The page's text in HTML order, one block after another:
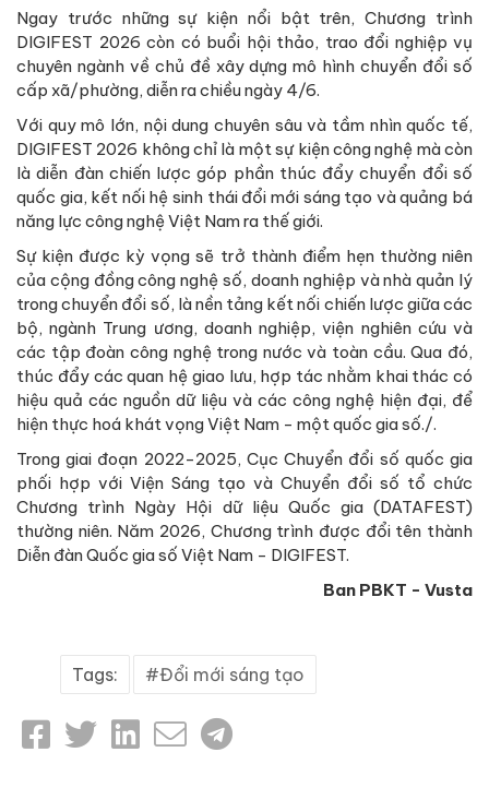
Ngay trước những sự kiện nổi bật trên, Chương trình
DIGIFEST 2026 còn có buổi hội thảo, trao đổi nghiệp vụ
chuyên ngành về chủ đề xây dựng mô hình chuyển đổi số
cấp xã/phường, diễn ra chiều ngày 4/6.
Với quy mô lớn, nội dung chuyên sâu và tầm nhìn quốc tế,
DIGIFEST 2026 không chỉ là một sự kiện công nghệ mà còn
là diễn đàn chiến lược góp phần thúc đẩy chuyển đổi số
quốc gia, kết nối hệ sinh thái đổi mới sáng tạo và quảng bá
năng lực công nghệ Việt Nam ra thế giới.
Sự kiện được kỳ vọng sẽ trở thành điểm hẹn thường niên
của cộng đồng công nghệ số, doanh nghiệp và nhà quản lý
trong chuyển đổi số, là nền tảng kết nối chiến lược giữa các
bộ, ngành Trung ương, doanh nghiệp, viện nghiên cứu và
các tập đoàn công nghệ trong nước và toàn cầu. Qua đó,
thúc đẩy các quan hệ giao lưu, hợp tác nhằm khai thác có
hiệu quả các nguồn dữ liệu và các công nghệ hiện đại, để
hiện thực hoá khát vọng Việt Nam - một quốc gia số./.
Trong giai đoạn 2022-2025, Cục Chuyển đổi số quốc gia
phối hợp với Viện Sáng tạo và Chuyển đổi số tổ chức
Chương trình Ngày Hội dữ liệu Quốc gia (DATAFEST)
thường niên. Năm 2026, Chương trình được đổi tên thành
Diễn đàn Quốc gia số Việt Nam - DIGIFEST.
Ban PBKT - Vusta
Tags: Đổi mới sáng tạo